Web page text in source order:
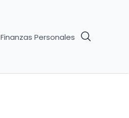
Finanzas Personales